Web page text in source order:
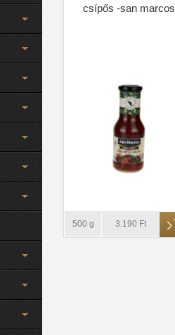
csípős -san marcos
500 g 3.190 Ft